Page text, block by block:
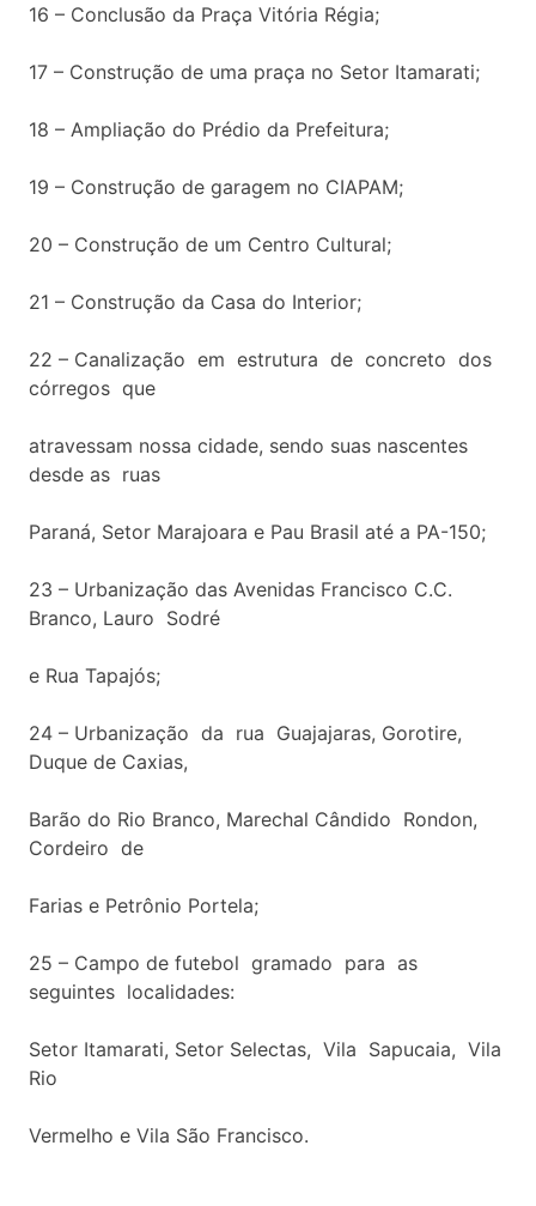
16 – Conclusão da Praça Vitória Régia;
17 – Construção de uma praça no Setor Itamarati;
18 – Ampliação do Prédio da Prefeitura;
19 – Construção de garagem no CIAPAM;
20 – Construção de um Centro Cultural;
21 – Construção da Casa do Interior;
22 – Canalização em estrutura de concreto dos
córregos que
atravessam nossa cidade, sendo suas nascentes
desde as ruas
Paraná, Setor Marajoara e Pau Brasil até a PA-150;
23 – Urbanização das Avenidas Francisco C.C.
Branco, Lauro Sodré
e Rua Tapajós;
24 – Urbanização da rua Guajajaras, Gorotire,
Duque de Caxias,
Barão do Rio Branco, Marechal Cândido Rondon,
Cordeiro de
Farias e Petrônio Portela;
25 – Campo de futebol gramado para as
seguintes localidades:
Setor Itamarati, Setor Selectas, Vila Sapucaia, Vila
Rio
Vermelho e Vila São Francisco.